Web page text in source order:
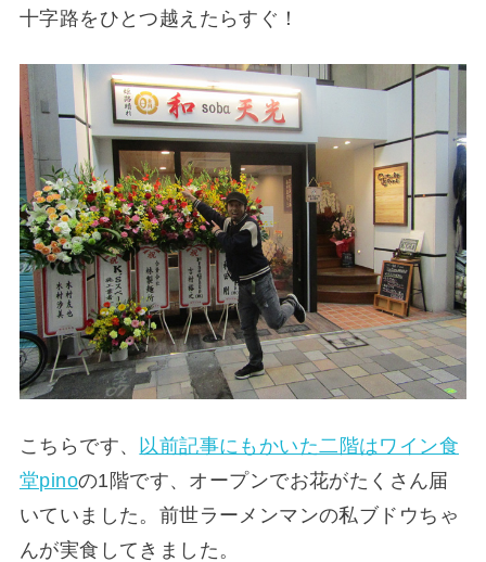
十字路をひとつ越えたらすぐ！
こちらです、
以前記事にもかいた二階はワイン食
堂pinoの1階です、オープンでお花がたくさん届
いていました。前世ラーメンマンの私ブドウちゃ
んが実食してきました。